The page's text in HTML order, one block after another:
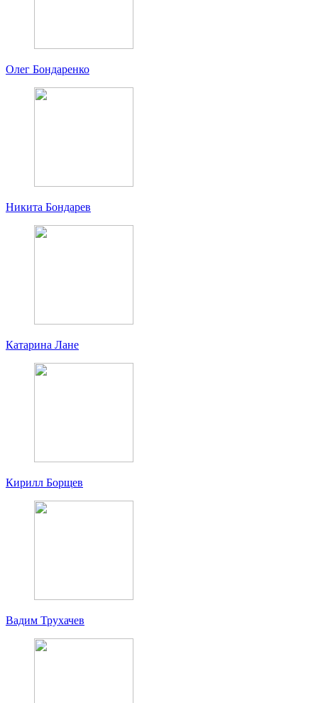
Олег Бондаренко
Никита Бондарев
Катарина Лане
Кирилл Борщев
Вадим Трухачев